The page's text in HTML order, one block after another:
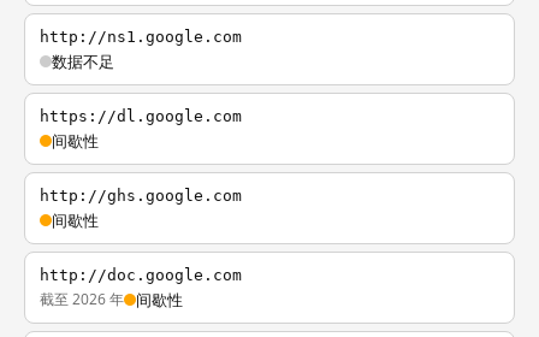
http://ns1.google.com
数据不足
https://dl.google.com
间歇性
http://ghs.google.com
间歇性
http://doc.google.com
截至 2026 年 间歇性